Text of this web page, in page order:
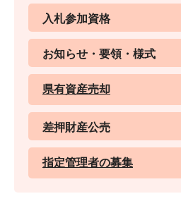
入札参加資格
お知らせ・要領・様式
県有資産売却
差押財産公売
指定管理者の募集